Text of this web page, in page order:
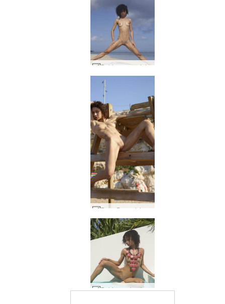
Rubinowy napięty i stonowany #42
Rubinowa bogini dominikańska #37